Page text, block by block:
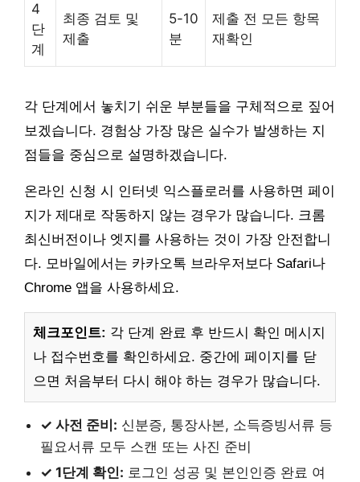
4
단
계
최종 검토 및
제출
5-10
분
제출 전 모든 항목
재확인
각 단계에서 놓치기 쉬운 부분들을 구체적으로 짚어
보겠습니다. 경험상 가장 많은 실수가 발생하는 지
점들을 중심으로 설명하겠습니다.
온라인 신청 시 인터넷 익스플로러를 사용하면 페이
지가 제대로 작동하지 않는 경우가 많습니다. 크롬
최신버전이나 엣지를 사용하는 것이 가장 안전합니
다. 모바일에서는 카카오톡 브라우저보다 Safari나
Chrome 앱을 사용하세요.
체크포인트: 각 단계 완료 후 반드시 확인 메시지
나 접수번호를 확인하세요. 중간에 페이지를 닫
으면 처음부터 다시 해야 하는 경우가 많습니다.
✓ 사전 준비: 신분증, 통장사본, 소득증빙서류 등
필요서류 모두 스캔 또는 사진 준비
✓ 1단계 확인: 로그인 성공 및 본인인증 완료 여